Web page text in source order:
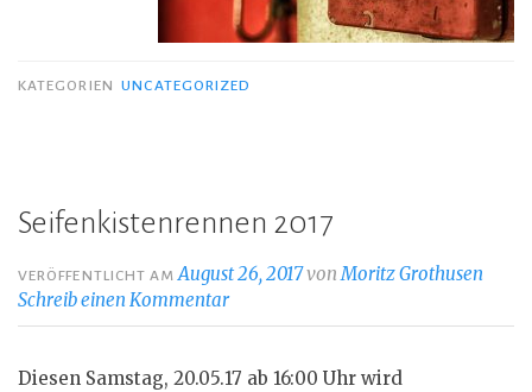
KATEGORIEN UNCATEGORIZED
Seifenkistenrennen 2017
VERÖFFENTLICHT AMAugust 26, 2017vonMoritz Grothusen
Schreib einen Kommentar
Diesen Samstag, 20.05.17 ab 16:00 Uhr wird